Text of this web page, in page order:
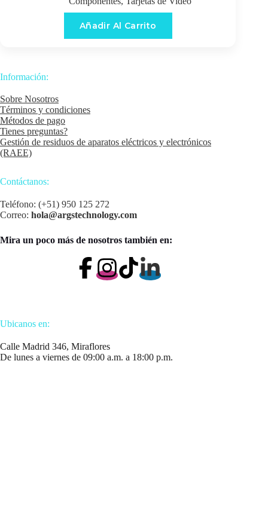
Añadir Al Carrito
Información:
Sobre Nosotros
Términos y condiciones
Métodos de pago
Tienes preguntas?
Gestión de residuos de aparatos eléctricos y electrónicos
(RAEE)
Contáctanos:
Teléfono: (+51) 950 125 272
Correo: hola@argstechnology.com
Mira un poco más de nosotros también en:
Ubicanos en:
Calle Madrid 346, Miraflores
De lunes a viernes de 09:00 a.m. a 18:00 p.m.